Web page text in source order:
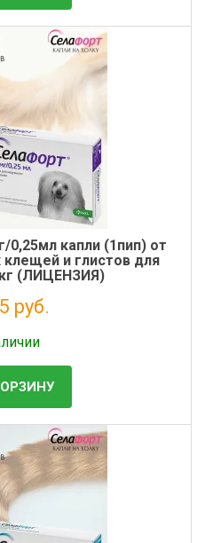
0,25мл капли (1пип) от
и глистов для
(ЛИЦЕНЗИЯ)
руб.